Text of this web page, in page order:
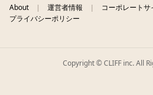
About 運営者情報 コーポレートサ
プライバシーポリシー
Copyright © CLIFF inc. All